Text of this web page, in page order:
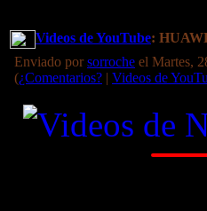
Videos de YouTube:
Enviado por sorroche el Martes,
(¿Comentarios? | Videos de